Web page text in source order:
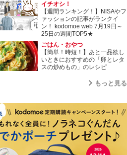
イチオシ！
【週間ランキング！】NISAやフ
ァッションの記事がランクイ
ン！ kodomoe web 7月19日～
25日の週間TOP5★
ごはん・おやつ
【簡単！時短！】あと一品欲し
いときにおすすめの「卵とレタ
スの炒めもの」のレシピ
もっと見る